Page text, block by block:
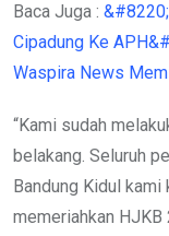
Baca Juga :
Cipadung Ke
Waspira News
“Kami sudah
belakang. Seluruh
Bandung Kidul kami
memeriahkan HJKB